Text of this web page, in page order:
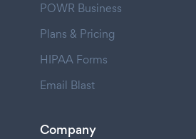
POWR Business
Plans & Pricing
HIPAA Forms
Email Blast
Company